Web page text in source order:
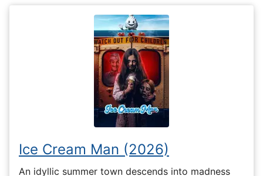
Ice Cream Man (2026)
An idyllic summer town descends into madness